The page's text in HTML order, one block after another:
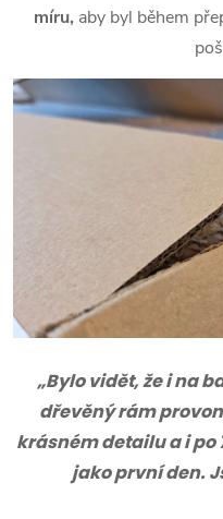
míru, aby byl během
„Bylo vidět, že i na
dřevěný rám
krásném detailu a i po
jako první den.